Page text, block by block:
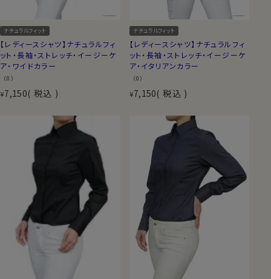
ナチュラルフィット
【レディースシャツ】ナチュラルフィ
ット・長袖・ストレッチ・イージーケ
ア・ワイドカラー
（0）
¥7,150 税込
ナチュラルフィット
【レディースシャツ】ナチュラルフィ
ット・長袖・ストレッチ・イージーケ
ア・イタリアンカラー
（0）
¥7,150 税込